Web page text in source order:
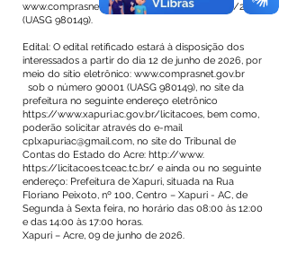
www.comprasnet.gov.br, sob o número 90001/2026
(UASG 980149).
Edital: O edital retificado estará à disposição dos
interessados a partir do dia 12 de junho de 2026, por
meio do sítio eletrônico: www.comprasnet.gov.br
sob o número 90001 (UASG 980149), no site da
prefeitura no seguinte endereço eletrônico
https://www.xapuri.ac.gov.br/licitacoes, bem como,
poderão solicitar através do e-mail
cplxapuriac@gmail.com, no site do Tribunal de
Contas do Estado do Acre: http://www.
https://licitacoes.tceac.tc.br/ e ainda ou no seguinte
endereço: Prefeitura de Xapuri, situada na Rua
Floriano Peixoto, nº 100, Centro – Xapuri - AC, de
Segunda à Sexta feira, no horário das 08:00 às 12:00
e das 14:00 às 17:00 horas.
Xapuri – Acre, 09 de junho de 2026.